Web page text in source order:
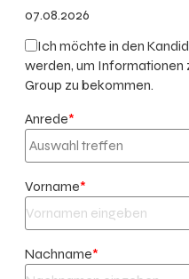
07.08.2026
Ich möchte in den
werden, um Informationen
Group zu bekommen.
Anrede*
Vorname*
Nachname*